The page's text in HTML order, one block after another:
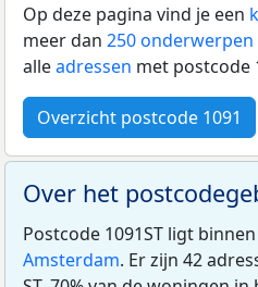
Op deze pagina vind je een
meer dan 250 onderwerpen
alleadressen met postcode
Overzicht postcode 1091
Over het
Postcode 1091ST ligt
Amsterdam. Er zijn 42